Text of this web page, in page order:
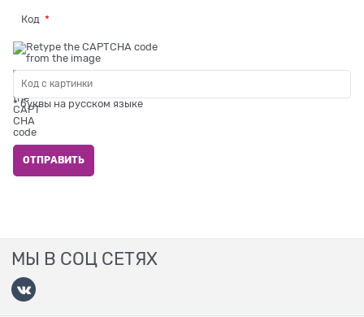
Код
* буквы на русском языке
МЫ В СОЦ СЕТЯХ